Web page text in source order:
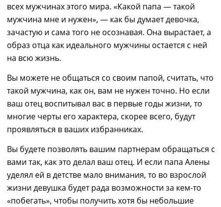
всех мужчинах этого мира. «Какой папа ―такой
мужчина мне и нужен», ― как бы думает девочка,
зачастую и сама того не осознавая. Она вырастает, а
образ отца как идеального мужчины остается с ней
на всю жизнь.
Вы можете не общаться со своим папой, считать, что
такой мужчина, как он, вам не нужен точно. Но если
ваш отец воспитывал вас в первые годы жизни, то
многие черты его характера, скорее всего, будут
проявляться в ваших избранниках.
Вы будете позволять вашим партнерам обращаться с
вами так, как это делал ваш отец. И если папа Алены
уделял ей в детстве мало внимания, то во взрослой
жизни девушка будет рада возможности за кем-то
«побегать», чтобы получить хотя бы небольшие